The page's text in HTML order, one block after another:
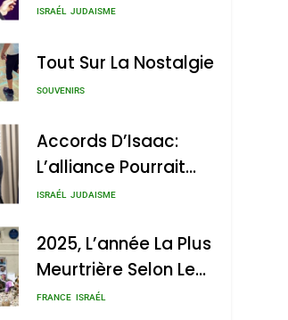
Nouvelle Chanson De
ISRAÉL JUDAISME
Tout Sur La Nostalgie
SOUVENIRS
Accords D’Isaac:
L’alliance Pourrait
S’étendre À 13 Pays
ISRAÉL JUDAISME
2025, L’année La Plus
Meurtrière Selon Le
Rapport D’ADL
FRANCE ISRAÉL